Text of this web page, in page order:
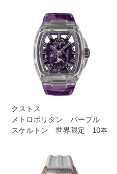
クストス
メトロポリタン パープル
スケルトン 世界限定 10本